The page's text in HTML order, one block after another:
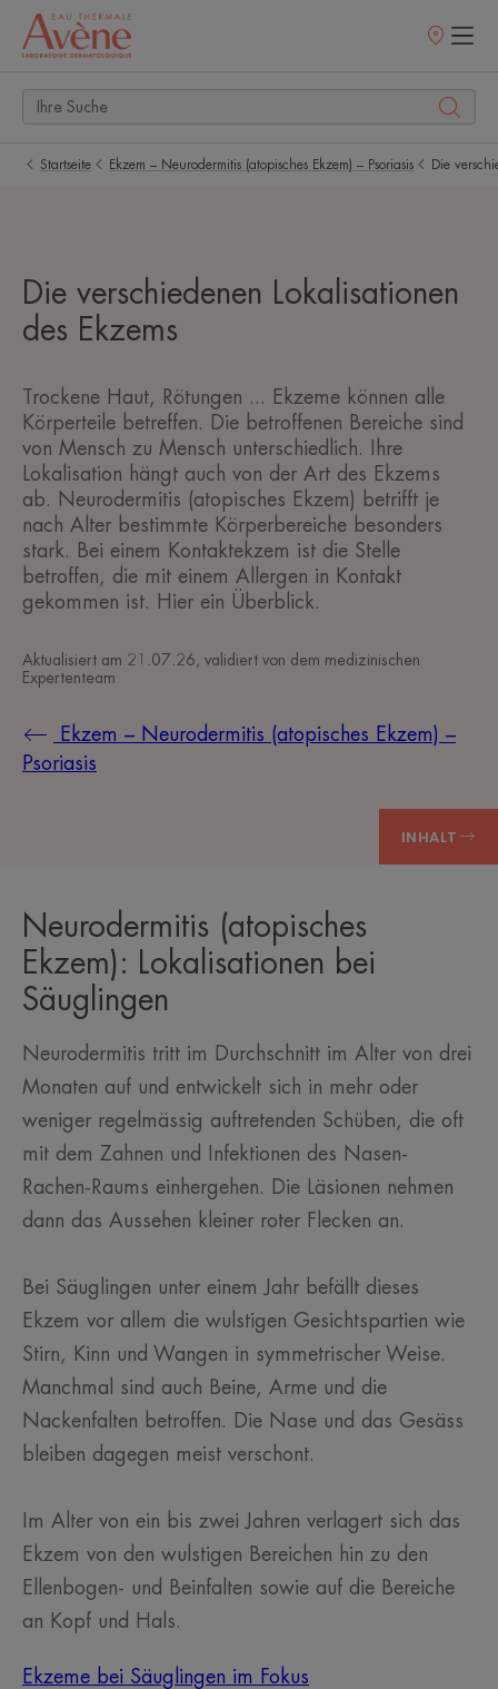
Startseite Ekzem – Neurodermitis (atopisches Ekzem) – Psoriasis Die
Die verschiedenen Lokalisationen
des Ekzems
Trockene Haut, Rötungen ... Ekzeme können alle
Körperteile betreffen. Die betroffenen Bereiche sind
von Mensch zu Mensch unterschiedlich. Ihre
Lokalisation hängt auch von der Art des Ekzems
ab. Neurodermitis (atopisches Ekzem) betrifft je
nach Alter bestimmte Körperbereiche besonders
stark. Bei einem Kontaktekzem ist die Stelle
betroffen, die mit einem Allergen in Kontakt
gekommen ist. Hier ein Überblick.
Aktualisiert am 21.07.26 , validiert von dem medizinischen
Expertenteam
Ekzem – Neurodermitis (atopisches Ekzem) –
Psoriasis
INHALT
Neurodermitis (atopisches
Ekzem): Lokalisationen bei
Säuglingen
Neurodermitis tritt im Durchschnitt im Alter von drei
Monaten auf und entwickelt sich in mehr oder
weniger regelmässig auftretenden Schüben, die oft
mit dem Zahnen und Infektionen des Nasen-
Rachen-Raums einhergehen. Die Läsionen nehmen
dann das Aussehen kleiner roter Flecken an.
Bei Säuglingen unter einem Jahr befällt dieses
Ekzem vor allem die wulstigen Gesichtspartien wie
Stirn, Kinn und Wangen in symmetrischer Weise.
Manchmal sind auch Beine, Arme und die
Nackenfalten betroffen. Die Nase und das Gesäss
bleiben dagegen meist verschont.
Im Alter von ein bis zwei Jahren verlagert sich das
Ekzem von den wulstigen Bereichen hin zu den
Ellenbogen- und Beinfalten sowie auf die Bereiche
an Kopf und Hals.
Ekzeme bei Säuglingen im Fokus